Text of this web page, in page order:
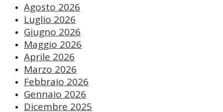
Agosto 2026
Luglio 2026
Giugno 2026
Maggio 2026
Aprile 2026
Marzo 2026
Febbraio 2026
Gennaio 2026
Dicembre 2025